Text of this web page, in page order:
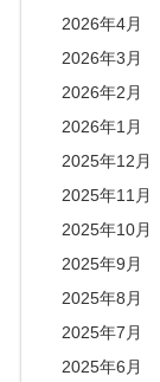
2026年4月
2026年3月
2026年2月
2026年1月
2025年12月
2025年11月
2025年10月
2025年9月
2025年8月
2025年7月
2025年6月